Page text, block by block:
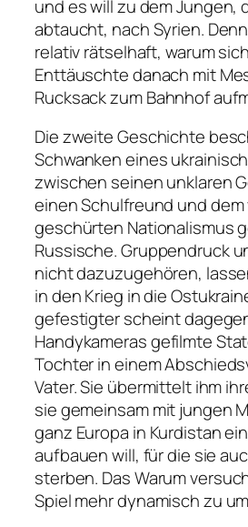
und es will zu dem Jungen,
abtaucht, nach Syrien.
relativ rätselhaft, warum
Enttäuschte danach mit
Rucksack zum Bahnhof
Die zweite Geschichte
Schwanken eines
zwischen seinen unklaren
einen Schulfreund und dem
geschürten Nationalismus
Russische. Gruppendruck
nicht dazuzugehören,
in den Krieg in die
gefestigter scheint
Handykameras gefilmte
Tochter in einem
Vater. Sie übermittelt ihm
sie gemeinsam mit jungen
ganz Europa in Kurdistan
aufbauen will, für die sie
sterben. Das Warum
Spiel mehr dynamisch zu